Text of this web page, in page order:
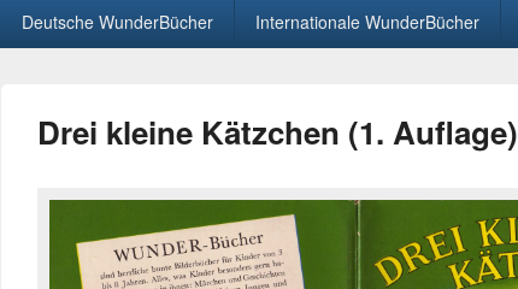
Deutsche WunderBücher Internationale WunderBücher
Drei kleine Kätzchen (1. Auflage)